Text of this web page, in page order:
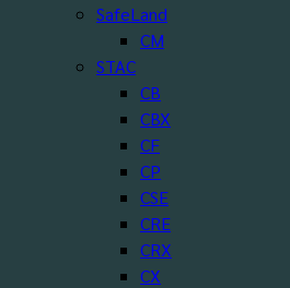
SafeLand
CM
STAC
CB
CBX
CF
CP
CSE
CRE
CRX
CX